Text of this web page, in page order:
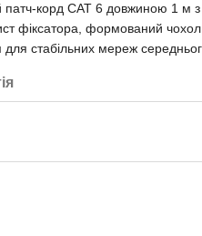
корд CAT 6 довжиною 1 м з
фіксатора, формований чохол
стабільних мереж